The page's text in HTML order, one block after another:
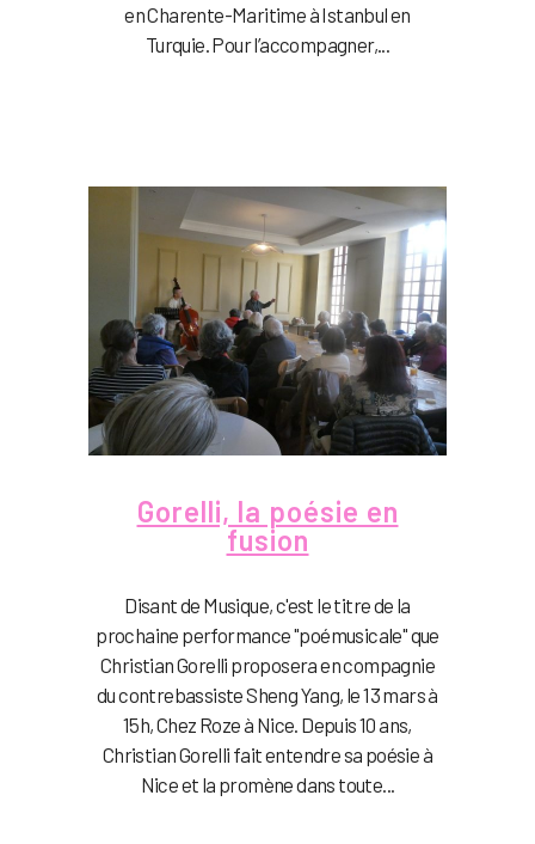
en Charente-Maritime à Istanbul en
Turquie. Pour l’accompagner,...
Gorelli, la poésie en
fusion
Disant de Musique, c'est le titre de la
prochaine performance "poémusicale" que
Christian Gorelli proposera en compagnie
du contrebassiste Sheng Yang, le 13 mars à
15h, Chez Roze à Nice. Depuis 10 ans,
Christian Gorelli fait entendre sa poésie à
Nice et la promène dans toute...